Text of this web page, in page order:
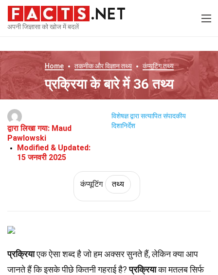
अपनी जिज्ञासा को खोज में बदलें
Home तकनीक और विज्ञानतथ्य कंप्यूटिंगतथ्य
प्रक्रिया के बारे में 36 तथ्य
द्वारा लिखा गया: Maud
Pawlowski
Modified & Updated:
15 जनवरी 2025
विशेषज्ञ द्वारा सत्यापित संपादकीय
दिशानिर्देश
कंप्यूटिंग तथ्य
प्रक्रियाएक ऐसा शब्द है जो हम अक्सर सुनते हैं, लेकिन क्या आप
जानते हैं कि इसके पीछे कितनी गहराई है?प्रक्रियाका मतलब सिर्फ